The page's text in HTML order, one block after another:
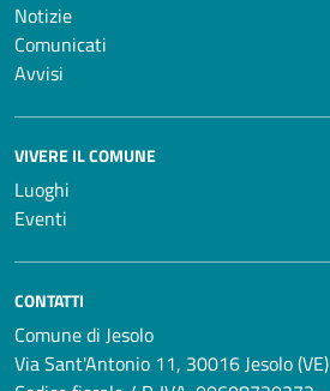
Notizie
Comunicati
Avvisi
VIVERE IL COMUNE
Luoghi
Eventi
CONTATTI
Comune di Jesolo
Via Sant'Antonio 11, 30016 Jesolo (VE)